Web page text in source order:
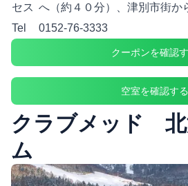
セス へ（約４０分）、津別市街か
Tel
0152-76-3333
クーポンを確認
空室を確認する
クラブメッド
ム